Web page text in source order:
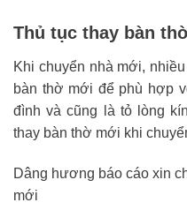
Thủ tục thay bàn
Khi chuyển nhà mới,
bàn thờ mới để phù hợp
đình và cũng là tỏ lòng
thay bàn thờ mới khi
Dâng hương báo cáo xin
mới